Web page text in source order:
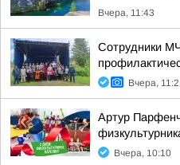
Вчера, 11:43
Сотрудники
Вчера,
Артур
Вчера, 10:10